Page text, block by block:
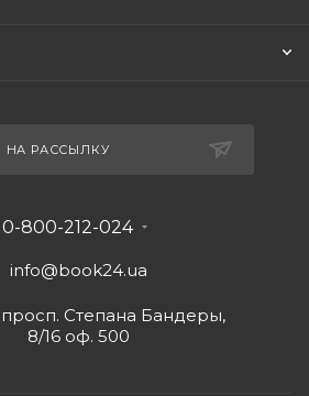
НА РАССЫЛКУ
0-800-212-024
info@book24.ua
просп. Степана Бандеры,
8/16 оф. 500